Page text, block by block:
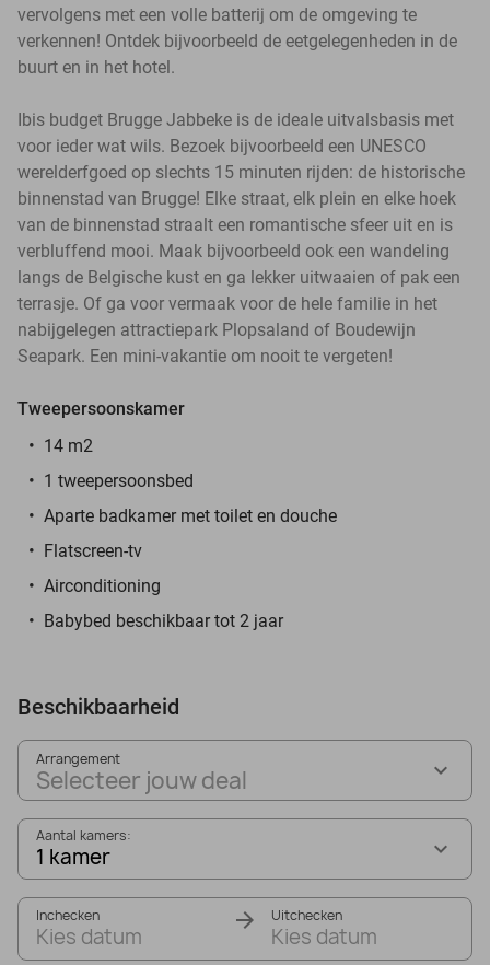
vervolgens met een volle batterij om de omgeving te
verkennen! Ontdek bijvoorbeeld de eetgelegenheden in de
buurt en in het hotel.
Ibis budget Brugge Jabbeke is de ideale uitvalsbasis met
voor ieder wat wils. Bezoek bijvoorbeeld een UNESCO
werelderfgoed op slechts 15 minuten rijden: de historische
binnenstad van Brugge! Elke straat, elk plein en elke hoek
van de binnenstad straalt een romantische sfeer uit en is
verbluffend mooi. Maak bijvoorbeeld ook een wandeling
langs de Belgische kust en ga lekker uitwaaien of pak een
terrasje. Of ga voor vermaak voor de hele familie in het
nabijgelegen attractiepark Plopsaland of Boudewijn
Seapark. Een mini-vakantie om nooit te vergeten!
Tweepersoonskamer
14 m2
1 tweepersoonsbed
Aparte badkamer met toilet en douche
Flatscreen-tv
Airconditioning
Babybed beschikbaar tot 2 jaar
Beschikbaarheid
Arrangement
Selecteer jouw deal
Aantal kamers:
1 kamer
Inchecken
Kies datum
Uitchecken
Kies datum